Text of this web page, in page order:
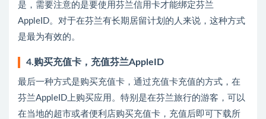
是，需要注意的是要使用芬兰信用卡才能绑定芬兰
AppleID。对于在芬兰有长期居留计划的人来说，这种方式
是最为有效的。
4.购买充值卡，充值芬兰AppleID
最后一种方式是购买充值卡，通过充值卡充值的方式，在
芬兰AppleID上购买应用。特别是在芬兰旅行的游客，可以
在当地的超市或者便利店购买充值卡，充值后即可下载所